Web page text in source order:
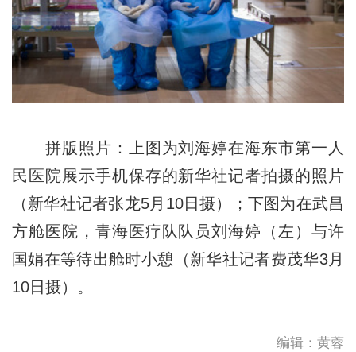
拼版照片：上图为刘海婷在海东市第一人
民医院展示手机保存的新华社记者拍摄的照片
（新华社记者张龙5月10日摄）；下图为在武昌
方舱医院，青海医疗队队员刘海婷（左）与许
国娟在等待出舱时小憩（新华社记者费茂华3月
10日摄）。
编辑：黄蓉